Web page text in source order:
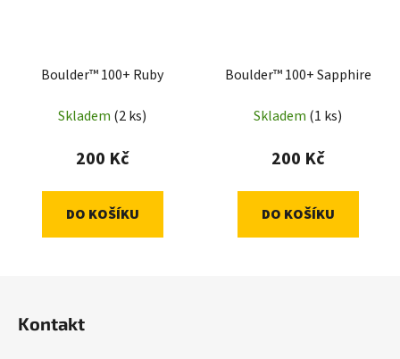
Boulder™ 100+ Ruby
Skladem (2 ks)
200 Kč
DO KOŠÍKU
Boulder™ 100+ Sapphire
Skladem (1 ks)
200 Kč
DO KOŠÍKU
Kontakt